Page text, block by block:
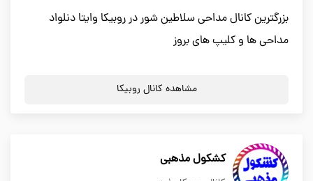
بزرگترین کانال مداحی سلاطین شور در روبیکا وایتا دنلواد
مداحی ها و کلیپ های بروز
مشاهده کانال روبیکا
کشکول مذهبی